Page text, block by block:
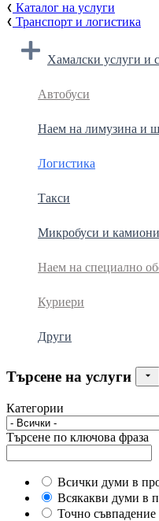
Каталог на услуги
Транспорт и логистика
Хамалски услуги и
Автобуси
Наем на лимузина и
Логистика
Такси
Микробуси и
Наем на специално
Куриери
Други
Търсене на услуги
Категории
Търсене по ключова фраза
Всички думи в
Всякакви думи в
Точно съвпадение